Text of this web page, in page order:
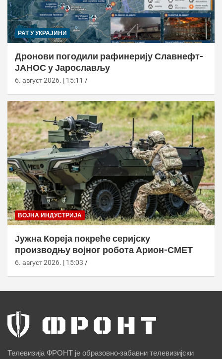
РАТ У УКРАЈИНИ
Дронови погодили рафинерију Славнефт-
ЈАНОС у Јарослављу
6. август 2026. | 15:11
ВОЈНА ИНДУСТРИЈА
Јужна Кореја покреће серијску
производњу војног робота Арион-СМЕТ
6. август 2026. | 15:03
Телевизија ФРОНТ је образовно-забавни телевизијски